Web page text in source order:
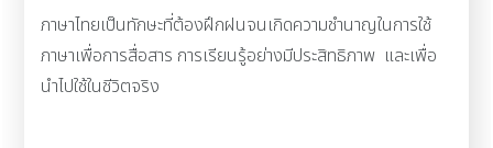
ภาษาไทยเป็นทักษะที่ต้องฝึกฝนจนเกิดความชำนาญในการใช้
ภาษาเพื่อการสื่อสาร การเรียนรู้อย่างมีประสิทธิภาพ และเพื่อ
นำไปใช้ในชีวิตจริง